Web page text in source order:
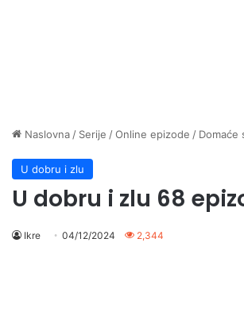
Naslovna / Serije /Online epizode / Domaće
U dobru i zlu
U dobru i zlu 68
Ikre 04/12/2024 2,344